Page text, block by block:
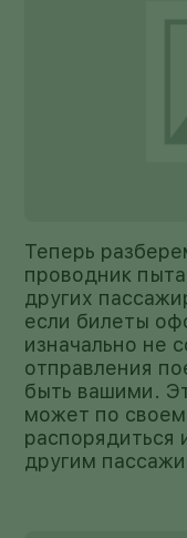
Теперь
проводник
других
если билеты
изначально не
отправления
быть вашими.
может по
распорядиться
другим